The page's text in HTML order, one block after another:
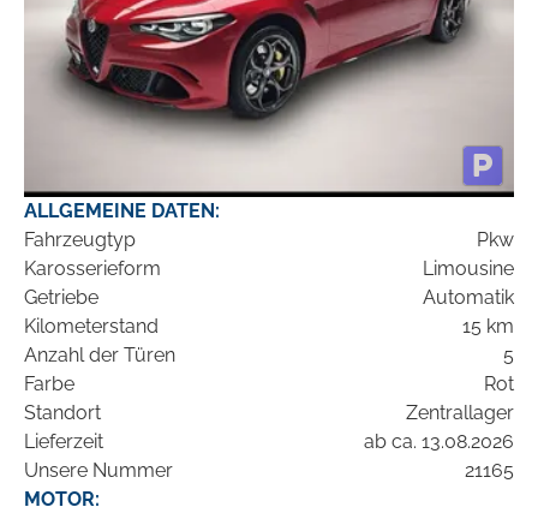
ALLGEMEINE DATEN:
Fahrzeugtyp
Pkw
Karosserieform
Limousine
Getriebe
Automatik
Kilometerstand
15 km
Anzahl der Türen
5
Farbe
Rot
Standort
Zentrallager
Lieferzeit
ab ca. 13.08.2026
Unsere Nummer
21165
MOTOR: